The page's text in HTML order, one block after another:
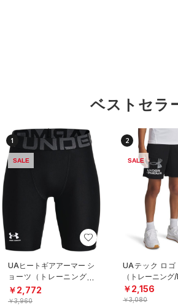
ベストセラ
1
SALE
UAヒートギアアーマー シ
ョーツ（トレーニング/B
OYS）
￥2,772
￥3,960
2
SALE
UAテック ロゴ
（トレーニン
￥2,156
￥3,080